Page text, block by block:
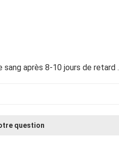
après 8-10 jours de retard .
question